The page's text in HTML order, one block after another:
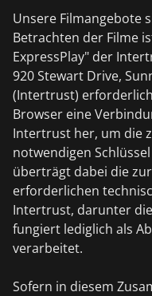
Unsere Filmangebote
Betrachten der Filme
ExpressPlay" der
920 Stewart Drive,
(Intertrust)
Browser eine
Intertrust her, um die
notwendigen
überträgt dabei die
erforderlichen
Intertrust, darunter
fungiert lediglich als
verarbeitet.
Sofern in diesem